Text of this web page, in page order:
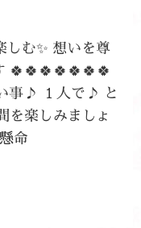
しむ✨ 想いを尊
🍀🍀🍀🍀🍀🍀🍀
事♪ １人で♪ と
楽しみましょ
命